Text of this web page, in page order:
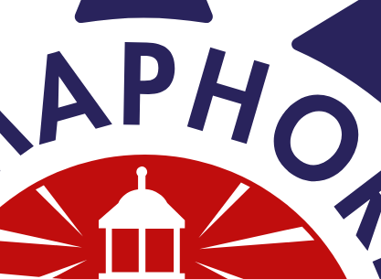
RECOUVREMENT DE VOS CRÉANCES